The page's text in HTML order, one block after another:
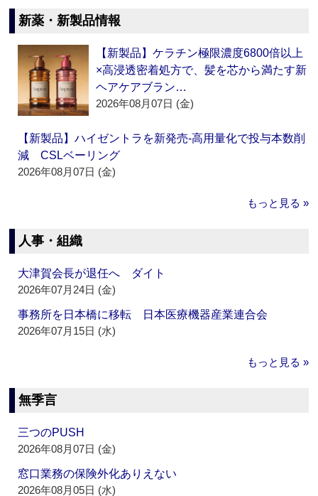
新薬・新製品情報
【新製品】ケラチン極限濃度6800倍以上
×高浸透密着処方で、髪を芯から満たす新
ヘアケアブラン…
2026年08月07日 (金)
【新製品】ハイゼントラを新発売‐高用量化で投与本数削
減 CSLベーリング
2026年08月07日 (金)
もっと見る »
人事・組織
大津賀会長が退任へ ダイト
2026年07月24日 (金)
事務所を日本橋に移転 日本医療機器産業連合会
2026年07月15日 (水)
もっと見る »
無季言
三つのPUSH
2026年08月07日 (金)
窓口業務の保険外化ありえない
2026年08月05日 (水)